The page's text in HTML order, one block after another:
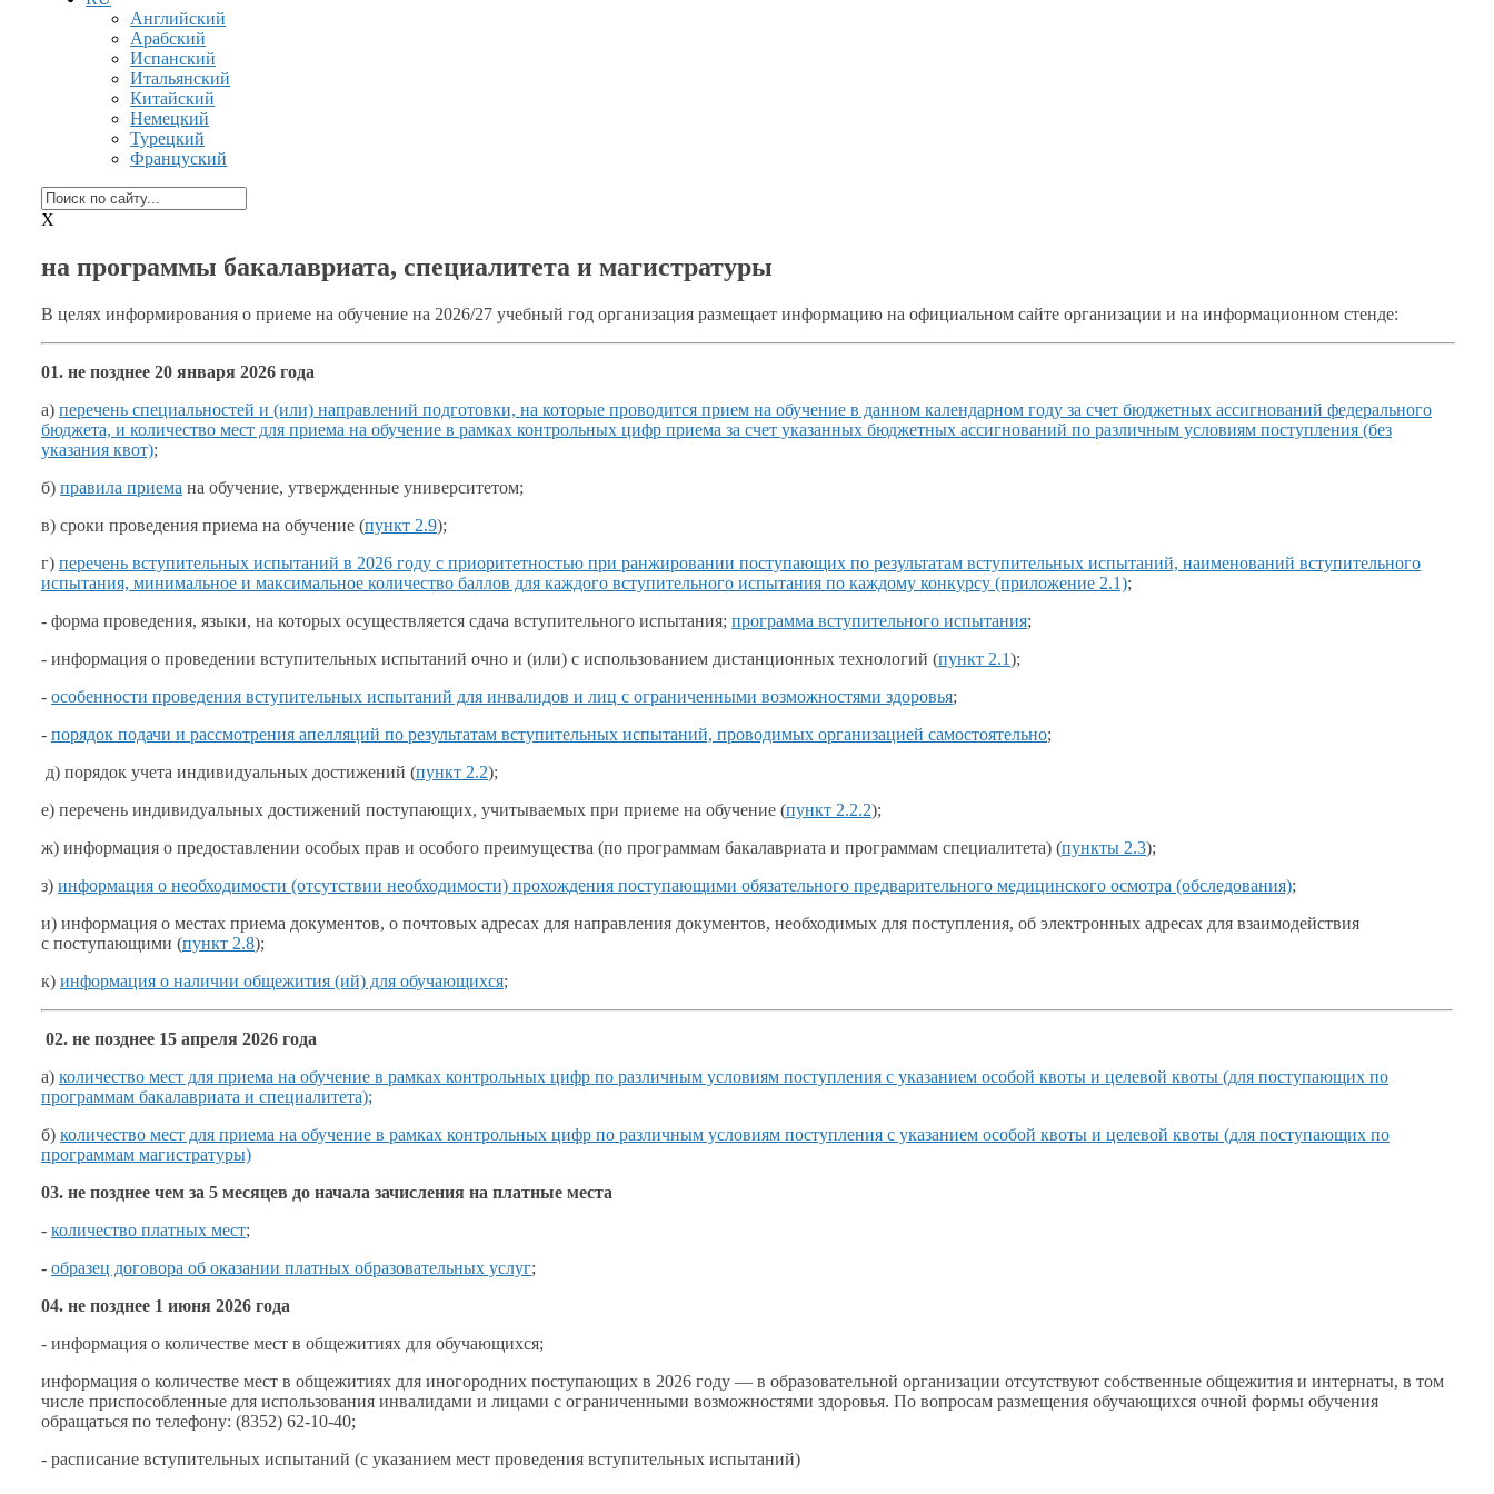
Английский
Арабский
Испанский
Итальянский
Китайский
Немецкий
Турецкий
Француский
X
на программы бакалавриата, специалитета и магистратуры
В целях информирования о приеме на обучение на 2026/27 учебный год организация размещает информацию на официальном сайте организации и на информационном стенде:
01. не позднее 20 января 2026 года
а) перечень специальностей и (или) направлений подготовки, на которые проводится прием на обучение в данном календарном году за счет бюджетных ассигнований федерального
бюджета, и количество мест для приема на обучение в рамках контрольных цифр приема за счет указанных бюджетных ассигнований по различным условиям поступления (без
указания квот);
б) правила приема на обучение, утвержденные университетом;
в) сроки проведения приема на обучение (пункт 2.9);
г) перечень вступительных испытаний в 2026 году с приоритетностью при ранжировании поступающих по результатам вступительных испытаний, наименований вступительного
испытания, минимальное и максимальное количество баллов для каждого вступительного испытания по каждому конкурсу (приложение 2.1);
- форма проведения, языки, на которых осуществляется сдача вступительного испытания; программа вступительного испытания;
- информация о проведении вступительных испытаний очно и (или) с использованием дистанционных технологий (пункт 2.1);
- особенности проведения вступительных испытаний для инвалидов и лиц с ограниченными возможностями здоровья;
- порядок подачи и рассмотрения апелляций по результатам вступительных испытаний, проводимых организацией самостоятельно;
д) порядок учета индивидуальных достижений (пункт 2.2);
е) перечень индивидуальных достижений поступающих, учитываемых при приеме на обучение (пункт 2.2.2);
ж) информация о предоставлении особых прав и особого преимущества (по программам бакалавриата и программам специалитета) (пункты 2.3);
з) информация о необходимости (отсутствии необходимости) прохождения поступающими обязательного предварительного медицинского осмотра (обследования);
и) информация о местах приема документов, о почтовых адресах для направления документов, необходимых для поступления, об электронных адресах для взаимодействия
с поступающими (пункт 2.8);
к) информация о наличии общежития (ий) для обучающихся;
02. не позднее 15 апреля 2026 года
а) количество мест для приема на обучение в рамках контрольных цифр по различным условиям поступления с указанием особой квоты и целевой квоты (для поступающих по
программам бакалавриата и специалитета);
б) количество мест для приема на обучение в рамках контрольных цифр по различным условиям поступления с указанием особой квоты и целевой квоты (для поступающих по
программам магистратуры)
03. не позднее чем за 5 месяцев до начала зачисления на платные места
- количество платных мест;
- образец договора об оказании платных образовательных услуг;
04. не позднее 1 июня 2026 года
- информация о количестве мест в общежитиях для обучающихся;
информация о количестве мест в общежитиях для иногородних поступающих в 2026 году — в образовательной организации отсутствуют собственные общежития и интернаты, в том
числе приспособленные для использования инвалидами и лицами с ограниченными возможностями здоровья. По вопросам размещения обучающихся очной формы обучения
обращаться по телефону: (8352) 62-10-40;
- расписание вступительных испытаний (с указанием мест проведения вступительных испытаний)